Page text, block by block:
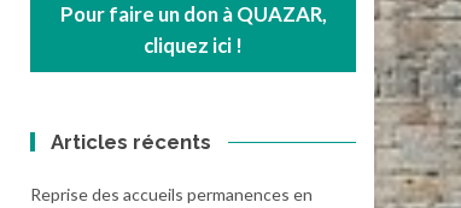
Pour faire un don à QUAZAR,
cliquez ici !
Articles récents
Reprise des accueils permanences en